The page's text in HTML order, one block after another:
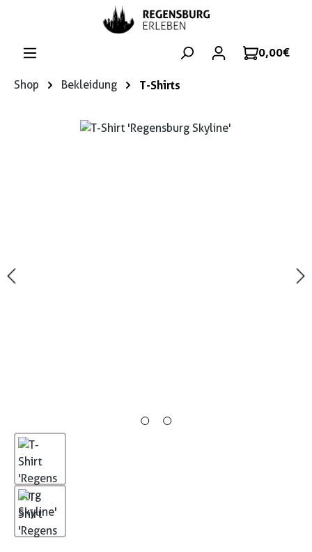
Zum Hauptinhalt springen
0,00 €
Shop Bekleidung T-Shirts
Bildergalerie überspringen